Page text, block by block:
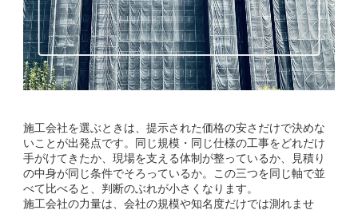
施工会社を選ぶときは、提示された価格の安さだけで決めな
いことが出発点です。同じ規模・同じ仕様の工事をどれだけ
手がけてきたか、現場を支える体制が整っているか、見積り
の中身が同じ条件でそろっているか。この三つを同じ軸で並
べて比べると、判断のぶれが小さくなります。
施工会社の力量は、会社の規模や知名度だけでは測れませ